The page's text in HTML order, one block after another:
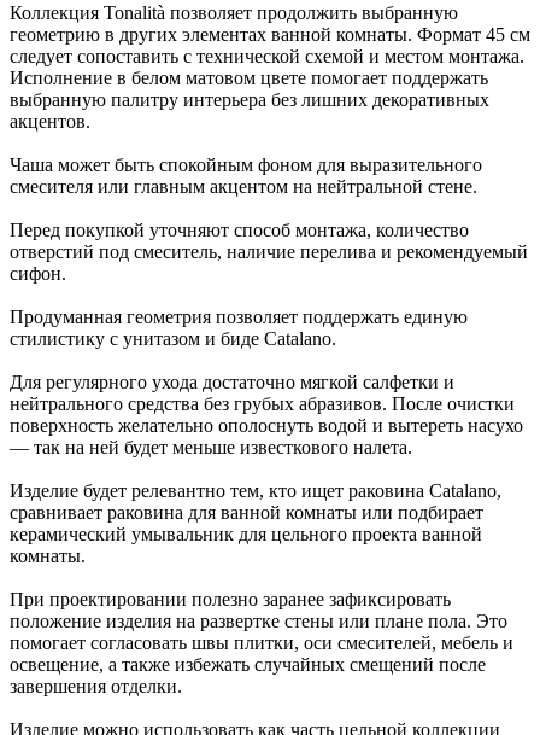
Коллекция Tonalità позволяет продолжить выбранную
геометрию в других элементах ванной комнаты. Формат 45 см
следует сопоставить с технической схемой и местом монтажа.
Исполнение в белом матовом цвете помогает поддержать
выбранную палитру интерьера без лишних декоративных
акцентов.
Чаша может быть спокойным фоном для выразительного
смесителя или главным акцентом на нейтральной стене.
Перед покупкой уточняют способ монтажа, количество
отверстий под смеситель, наличие перелива и рекомендуемый
сифон.
Продуманная геометрия позволяет поддержать единую
стилистику с унитазом и биде Catalano.
Для регулярного ухода достаточно мягкой салфетки и
нейтрального средства без грубых абразивов. После очистки
поверхность желательно ополоснуть водой и вытереть насухо
— так на ней будет меньше известкового налета.
Изделие будет релевантно тем, кто ищет раковина Catalano,
сравнивает раковина для ванной комнаты или подбирает
керамический умывальник для цельного проекта ванной
комнаты.
При проектировании полезно заранее зафиксировать
положение изделия на развертке стены или плане пола. Это
помогает согласовать швы плитки, оси смесителей, мебель и
освещение, а также избежать случайных смещений после
завершения отделки.
Изделие можно использовать как часть цельной коллекции